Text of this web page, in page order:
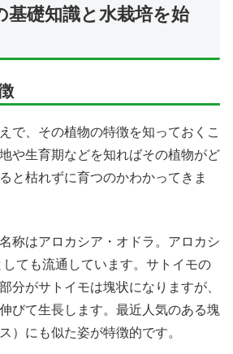
基礎知識と水栽培を始
徴
で、その植物の特徴を知っておくこ
や生育期などを知ればその植物がど
と枯れずに育つのかわかってきま
称はアロカシア・オドラ。アロカシ
ても流通しています。サトイモの
分がサトイモは塊状になりますが、
びて生長します。最近人気のある塊
）にも似た姿が特徴的です。